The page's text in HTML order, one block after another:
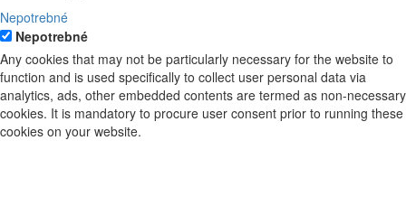
Nepotrebné
Nepotrebné
Any cookies that may not be particularly necessary for the website to
function and is used specifically to collect user personal data via
analytics, ads, other embedded contents are termed as non-necessary
cookies. It is mandatory to procure user consent prior to running these
cookies on your website.